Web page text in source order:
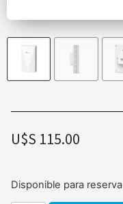
U$S 115.00
Disponible para reserva